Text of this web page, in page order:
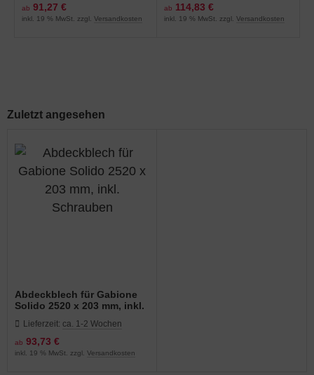
ab 91,27 €
inkl. 19 % MwSt. zzgl. Versandkosten
ab 114,83 €
inkl. 19 % MwSt. zzgl. Versandkosten
Zuletzt angesehen
Abdeckblech für Gabione
Solido 2520 x 203 mm, inkl.
Lieferzeit: ca. 1-2 Wochen
ab 93,73 €
inkl. 19 % MwSt. zzgl. Versandkosten